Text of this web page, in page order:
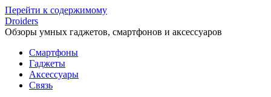
Перейти к содержимому
Droiders
Обзоры умных гаджетов, смартфонов и аксессуаров
Смартфоны
Гаджеты
Аксессуары
Связь